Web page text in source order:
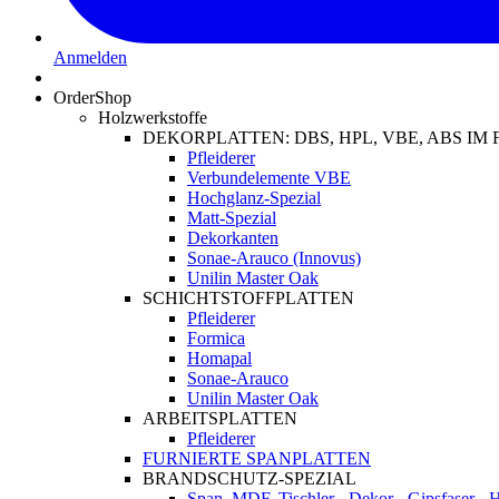
Anmelden
OrderShop
Holzwerkstoffe
DEKORPLATTEN: DBS, HPL, VBE, ABS IM
Pfleiderer
Verbundelemente VBE
Hochglanz-Spezial
Matt-Spezial
Dekorkanten
Sonae-Arauco (Innovus)
Unilin Master Oak
SCHICHTSTOFFPLATTEN
Pfleiderer
Formica
Homapal
Sonae-Arauco
Unilin Master Oak
ARBEITSPLATTEN
Pfleiderer
FURNIERTE SPANPLATTEN
BRANDSCHUTZ-SPEZIAL